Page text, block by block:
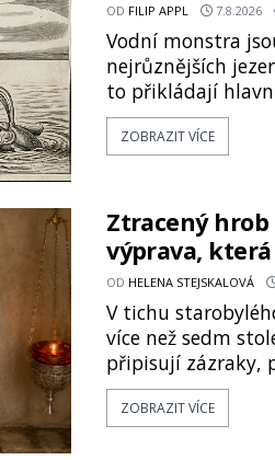
OD FILIP APPL 7.8.2026
Vodní monstra
nejrůznějších
to přikládají
a přitáhnout k
nakloněných turistů. Je to také
pravdivý základ? V blízkosti Mysu Greco, jak se
přez
ZOBRAZIT VÍCE
Ztracený
výprava,
relikvii do
OD HELENA STEJSKALOVÁ
V tichu
více než sedm
připisují zázraky,
námořníků v
klidné místo se
ZOBRAZIT VÍCE